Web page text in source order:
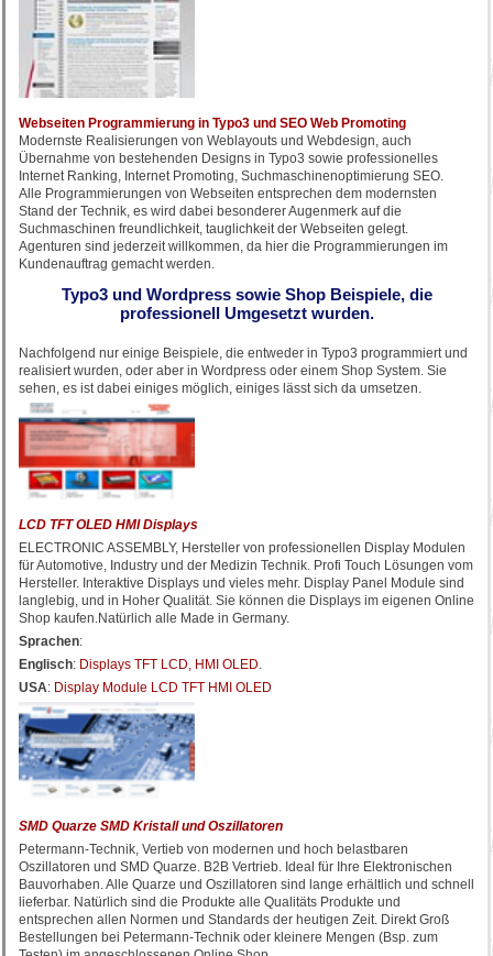
Webseiten Programmierung in Typo3 und SEO Web Promoting
Modernste Realisierungen von Weblayouts und Webdesign, auch
Übernahme von bestehenden Designs in Typo3 sowie professionelles
Internet Ranking, Internet Promoting, Suchmaschinenoptimierung SEO.
Alle Programmierungen von Webseiten entsprechen dem modernsten
Stand der Technik, es wird dabei besonderer Augenmerk auf die
Suchmaschinen freundlichkeit, tauglichkeit der Webseiten gelegt.
Agenturen sind jederzeit willkommen, da hier die Programmierungen im
Kundenauftrag gemacht werden.
Typo3 und Wordpress sowie Shop Beispiele, die
professionell Umgesetzt wurden.
Nachfolgend nur einige Beispiele, die entweder in Typo3 programmiert und
realisiert wurden, oder aber in Wordpress oder einem Shop System. Sie
sehen, es ist dabei einiges möglich, einiges lässt sich da umsetzen.
LCD TFT OLED HMI Displays
ELECTRONIC ASSEMBLY, Hersteller von professionellen Display Modulen
für Automotive, Industry und der Medizin Technik. Profi Touch Lösungen vom
Hersteller. Interaktive Displays und vieles mehr. Display Panel Module sind
langlebig, und in Hoher Qualität. Sie können die Displays im eigenen Online
Shop kaufen.Natürlich alle Made in Germany.
Sprachen:
Englisch: Displays TFT LCD, HMI OLED.
USA: Display Module LCD TFT HMI OLED
SMD Quarze SMD Kristall und Oszillatoren
Petermann-Technik, Vertieb von modernen und hoch belastbaren
Oszillatoren und SMD Quarze. B2B Vertrieb. Ideal für Ihre Elektronischen
Bauvorhaben. Alle Quarze und Oszillatoren sind lange erhältlich und schnell
lieferbar. Natürlich sind die Produkte alle Qualitäts Produkte und
entsprechen allen Normen und Standards der heutigen Zeit. Direkt Groß
Bestellungen bei Petermann-Technik oder kleinere Mengen (Bsp. zum